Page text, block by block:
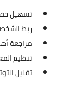
تسهيل حفظ
ربط
مراجعة
تنظيم
تقليل